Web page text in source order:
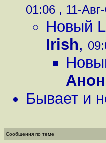
01:06 , 11-
Новый
Irish,
Бывает и
Сообщения по теме